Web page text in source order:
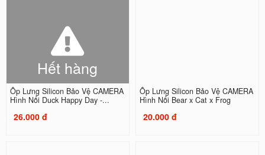
Hết hàng
Ốp Lưng Silicon Bảo Vệ CAMERA
Hình Nổi Duck Happy Day -...
26.000 đ
Ốp Lưng Silicon Bảo Vệ CAMERA
Hình Nổi Bear x Cat x Frog
20.000 đ